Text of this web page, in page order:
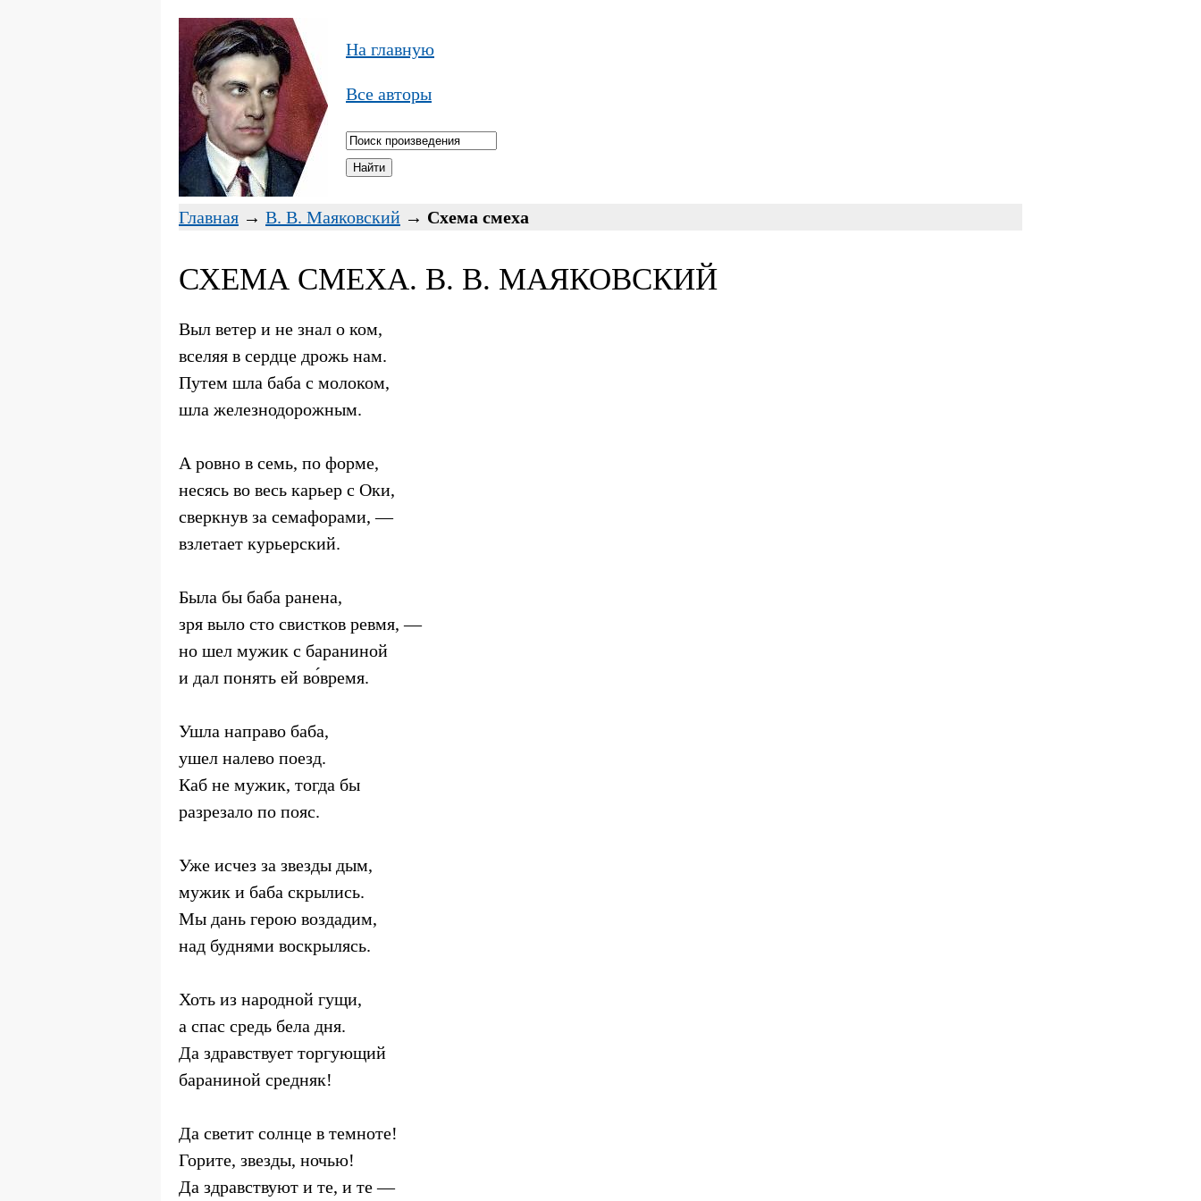
На главную
Все авторы
Главная → В. В. Маяковский → Схема смеха
СХЕМА СМЕХА. В. В. МАЯКОВСКИЙ
Выл ветер и не знал о ком,
вселяя в сердце дрожь нам.
Путем шла баба с молоком,
шла железнодорожным.
А ровно в семь, по форме,
несясь во весь карьер с Оки,
сверкнув за семафорами, —
взлетает курьерский.
Была бы баба ранена,
зря выло сто свистков ревмя, —
но шел мужик с бараниной
и дал понять ей во́время.
Ушла направо баба,
ушел налево поезд.
Каб не мужик, тогда бы
разрезало по пояс.
Уже исчез за звезды дым,
мужик и баба скрылись.
Мы дань герою воздадим,
над буднями воскрылясь.
Хоть из народной гущи,
а спас средь бела дня.
Да здравствует торгующий
бараниной средняк!
Да светит солнце в темноте!
Горите, звезды, ночью!
Да здравствуют и те, и те —